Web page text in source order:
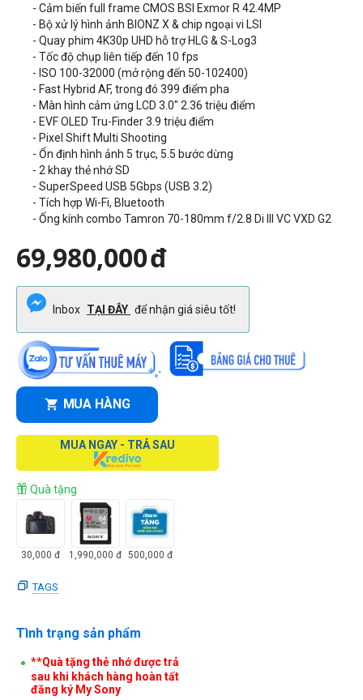
- Cảm biến full frame CMOS BSI Exmor R 42.4MP
- Bộ xử lý hình ảnh BIONZ X & chip ngoại vi LSI
- Quay phim 4K30p UHD hỗ trợ HLG & S-Log3
- Tốc độ chụp liên tiếp đến 10 fps
- ISO 100-32000 (mở rộng đến 50-102400)
- Fast Hybrid AF, trong đó 399 điểm pha
- Màn hình cảm ứng LCD 3.0" 2.36 triệu điểm
- EVFOLED Tru-Finder 3.9 triệu điểm
- Pixel Shift Multi Shooting
- Ổn định hình ảnh 5 trục, 5.5 bước dừng
- 2 khay thẻ nhớ SD
- SuperSpeed USB 5Gbps (USB 3.2)
- Tích hợp Wi-Fi, Bluetooth
- Ống kính combo Tamron 70-180mm f/2.8 Di III VC VXD G2
69,980,000đ
Inbox TẠI ĐÂY để nhận giá siêu tốt!
MUA HÀNG
MUA NGAY - TRẢ SAU
Quà tặng
30,000 đ 1,990,000 đ 500,000 đ
TAGS
Tình trạng sản phẩm
**Quà tặng thẻ nhớ được trả
sau khi khách hàng hoàn tất
đăng ký My Sony